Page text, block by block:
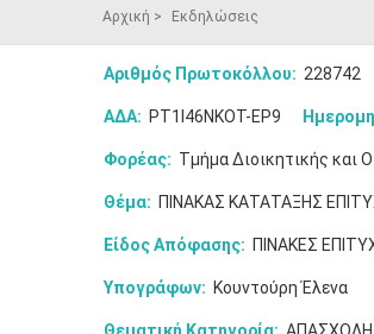
Αρχική Εκδηλώσεις
Αριθμός Πρωτοκόλλου: 228742
ΑΔΑ: ΡΤ1Ι46ΝΚΟΤ-ΕΡ9
Φορέας: Τμήμα Διοικητικής και
Θέμα: ΠΙΝΑΚΑΣ ΚΑΤΑΤΑΞΗΣ
Είδος Απόφασης: ΠΙΝΑΚΕΣ
Υπογράφων: Κουντούρη Έλενα